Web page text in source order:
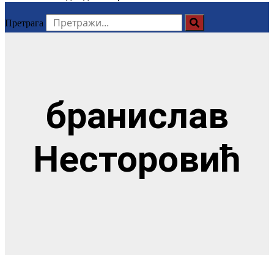
Претрага
бранислав
Несторовић